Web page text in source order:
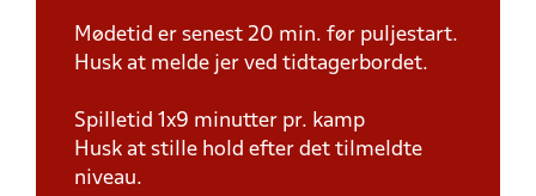
Mødetid er senest 20 min. før puljestart.
Husk at melde jer ved tidtagerbordet.
Spilletid 1x9 minutter pr. kamp
Husk at stille hold efter det tilmeldte
niveau.